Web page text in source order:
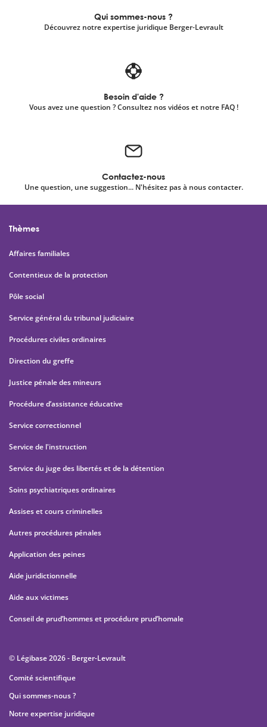
Qui sommes-nous ?
Découvrez notre expertise juridique Berger-Levrault
Besoin d'aide ?
Vous avez une question ? Consultez nos vidéos et notre FAQ !
Contactez-nous
Une question, une suggestion... N'hésitez pas à nous contacter.
Thèmes
Affaires familiales
Contentieux de la protection
Pôle social
Service général du tribunal judiciaire
Procédures civiles ordinaires
Direction du greffe
Justice pénale des mineurs
Procédure d’assistance éducative
Service correctionnel
Service de l'instruction
Service du juge des libertés et de la détention
Soins psychiatriques ordinaires
Assises et cours criminelles
Autres procédures pénales
Application des peines
Aide juridictionnelle
Aide aux victimes
Conseil de prud’hommes et procédure prud’homale
© Légibase 2026 - Berger-Levrault
Comité scientifique
Qui sommes-nous ?
Notre expertise juridique